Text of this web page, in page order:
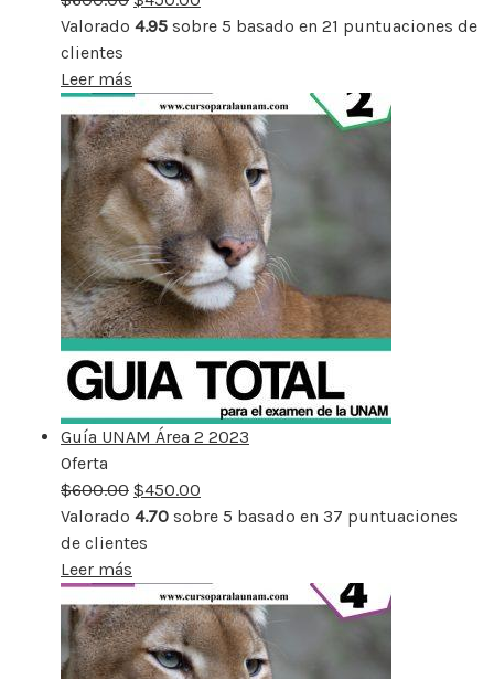
Valorado 4.95 sobre 5 basado en 21 puntuaciones de
clientes
Leer más
Guía UNAM Área 2 2023
Oferta
rebajado
$600.00 $450.00
Valorado 4.70 sobre 5 basado en 37 puntuaciones
de clientes
Leer más